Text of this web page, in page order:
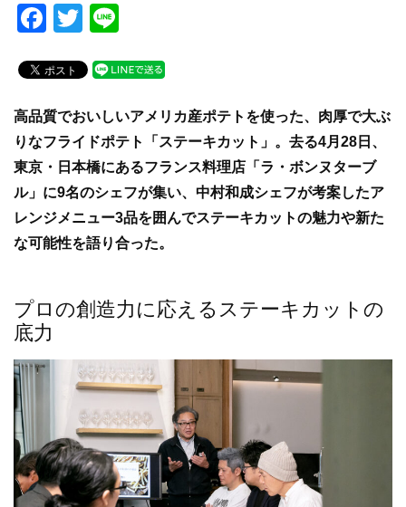
F
c
e
b
o
o
k
T
tt
er
e
高品質でおいしいアメリカ産ポテトを使った、肉厚で大ぶ
りなフライドポテト「ステーキカット」。去る4月28日、
東京・日本橋にあるフランス料理店「ラ・ボンヌターブ
ル」に9名のシェフが集い、中村和成シェフが考案したア
レンジメニュー3品を囲んでステーキカットの魅力や新た
な可能性を語り合った。
プロの創造力に応えるステーキカットの
底力